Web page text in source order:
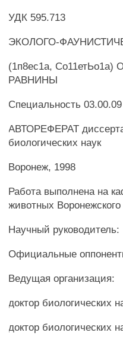
УДК 595.713
ЭКОЛОГО-
(1п8ес1а,
РАВНИНЫ
Специальность
АВТОРЕФЕРАТ
биологических наук
Воронеж, 1998
Работа выполнена на
животных Воронежского
Научный руководитель:
Официальные
Ведущая организация:
доктор биологических
доктор биологических